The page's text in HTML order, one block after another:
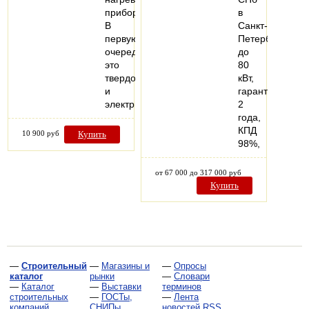
приборов.
В
первую
очередь
это
твердотопливные
и
электрические…
10 900 руб Купить
в
Санкт-
Петербурге
до
80
кВт,
гарантия
2
года,
КПД
98%,
от 67 000 до 317 000 руб
Купить
— Строительный
каталог
— Каталог
строительных
— Магазины и
рынки
— Выставки
— ГОСТы,
— Опросы
— Словари
терминов
— Лента